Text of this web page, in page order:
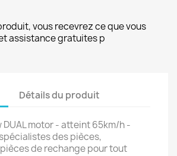
vous recevrez ce que vous
assistance gratuites p
Détails du produit
DUAL motor - atteint 65km/h -
des pièces,
de rechange pour tout